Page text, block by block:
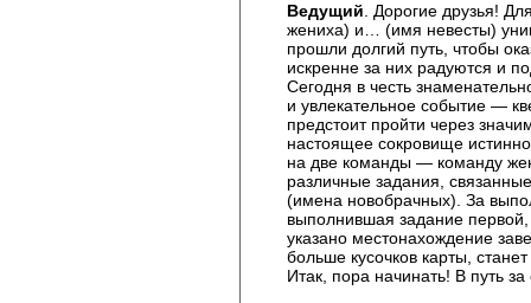
Ведущий . Дорогие друзья!
жениха) и… (имя невесты)
прошли долгий путь, чтобы
искренне за них радуются и
Сегодня в честь
и увлекательное событие —
предстоит пройти через
настоящее сокровище
на две команды — команду
различные задания,
(имена новобрачных). За
выполнившая задание первой,
указано местонахождение
больше кусочков карты,
Итак, пора начинать! В путь